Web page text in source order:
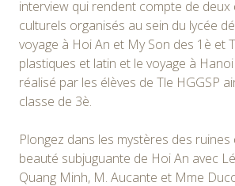
interview qui rendent compte de deux
culturels organisés au sein du lycée
voyage à Hoi An et My Son des 1è et
plastiques et latin et le voyage à
réalisé par les élèves de Tle HGGSP
classe de 3è.
Plongez dans les mystères des ruines
beauté subjuguante de Hoi An avec
Quang Minh, M. Aucante et Mme